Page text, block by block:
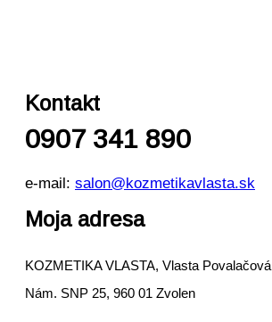
Kontakt
0907 341 890
e-mail: salon@kozmetikavlasta.sk
Moja adresa
KOZMETIKA VLASTA, Vlasta Povalačová
Nám. SNP 25, 960 01 Zvolen